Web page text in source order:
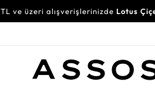
ve üzeri alışverişlerinizde Lotus